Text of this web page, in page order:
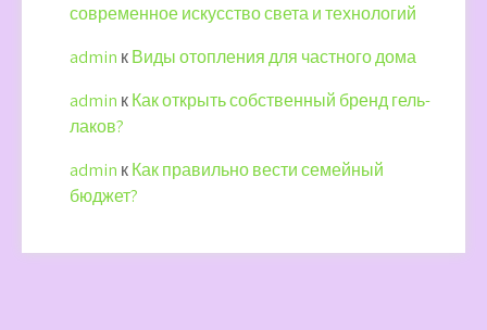
современное искусство света и технологий
admin кВиды отопления для частного дома
admin кКак открыть собственный бренд гель-
лаков?
admin кКак правильно вести семейный
бюджет?